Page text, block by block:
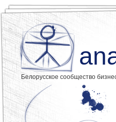
Белорусское сообщество